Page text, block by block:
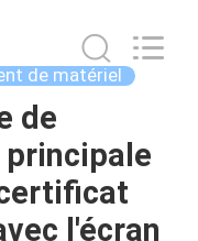
de matériel
de
l'écran